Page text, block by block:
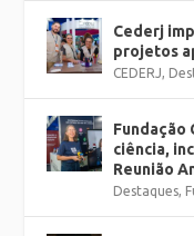
Cederj
projetos
CEDERJ,
Fundação
ciência,
Reunião
Destaques,